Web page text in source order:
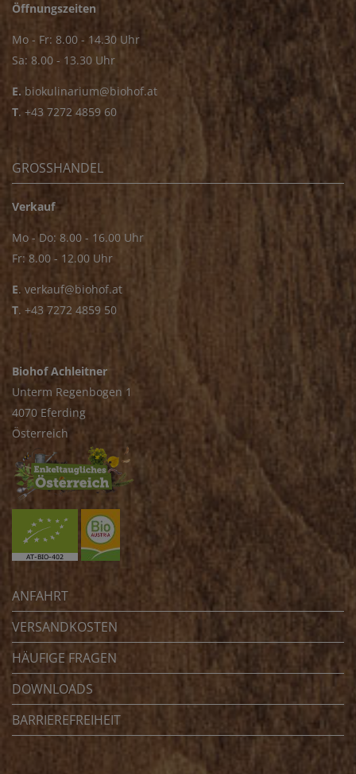
Öffnungszeiten
Mo - Fr: 8.00 - 14.30 Uhr
Sa: 8.00 - 13.30 Uhr
E. biokulinarium@biohof.at
T. +43 7272 4859 60
GROSSHANDEL
Verkauf
Mo - Do: 8.00 - 16.00 Uhr
Fr: 8.00 - 12.00 Uhr
E. verkauf@biohof.at
T. +43 7272 4859 50
Biohof Achleitner
Unterm Regenbogen 1
4070 Eferding
Österreich
ANFAHRT
VERSANDKOSTEN
HÄUFIGE FRAGEN
DOWNLOADS
BARRIEREFREIHEIT